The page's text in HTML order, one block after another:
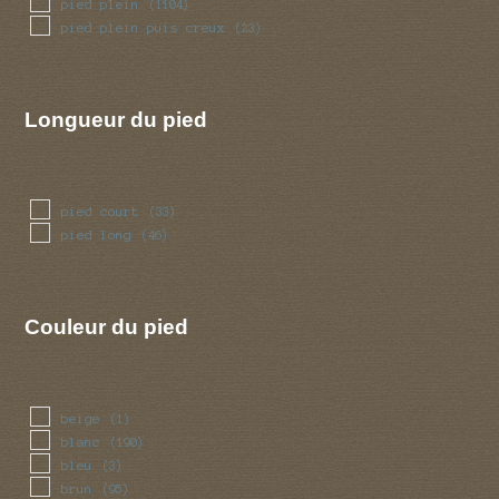
pied plein (1104)
pied plein puis creux (23)
Longueur du pied
pied court (33)
pied long (46)
Couleur du pied
beige (1)
blanc (190)
bleu (3)
brun (95)